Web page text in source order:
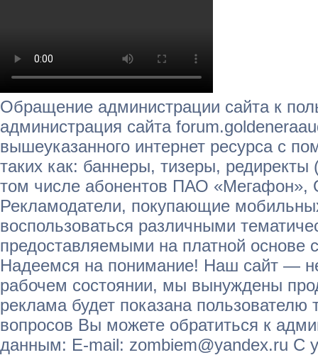
Обращение администрации сайта к
администрация сайта
вышеуказанного интернет ресурса с
таких как: баннеры, тизеры,
том числе абонентов ПАО
Рекламодатели, покупающие
воспользоваться различными
предоставляемыми на платной основе
Надеемся на понимание! Наш сайт —
рабочем состоянии, мы вынуждены
реклама будет показана пользователю
вопросов Вы можете обратиться к
данным: E-mail: zombiem@yandex.ru С